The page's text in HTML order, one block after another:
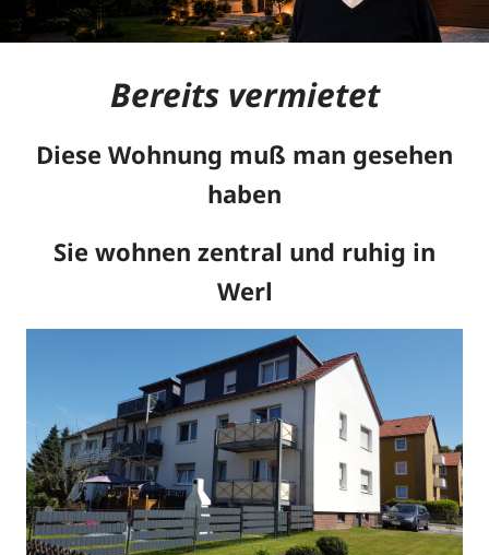
Bereits vermietet
Diese Wohnung muß man gesehen
haben
Sie wohnen zentral und ruhig in
Werl